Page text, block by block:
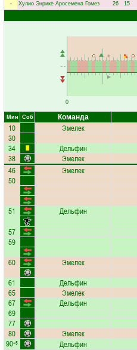
-
Хулио Энрике Аросемена Гомез 26 15
0
Мин Соб Команда
10 Эмелек
30
34 Дельфин
38 Эмелек
46 Эмелек
50
51 Дельфин
57
59
60 Эмелек
61 Дельфин
65 Эмелек
67 Дельфин
69
77
80 Эмелек
90+5 Дельфин